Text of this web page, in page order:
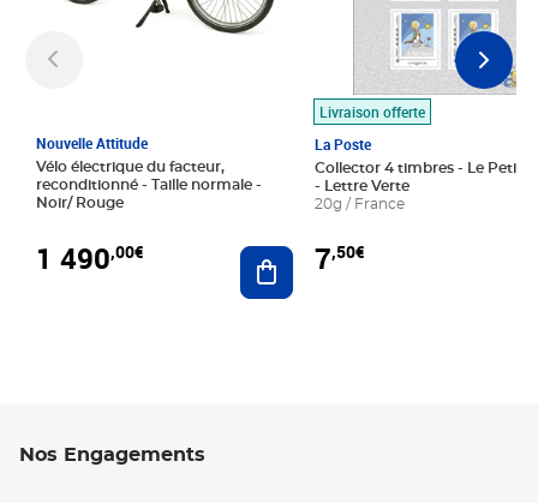
Nouvelle Attitude
Vélo électrique du facteur,
reconditionné - Taille normale -
Noir/ Rouge
1 490,00€ Ajouter au panier
Livraison offerte
La Poste
Collector 4 timbres - Le Petit
- Lettre Verte
20g / France
7,50€
Nos Engagements